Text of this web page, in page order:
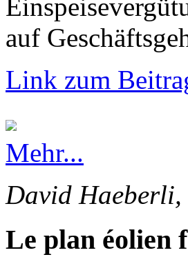
auf
Link zum
Mehr...
David Haeberli,
Le plan éolien